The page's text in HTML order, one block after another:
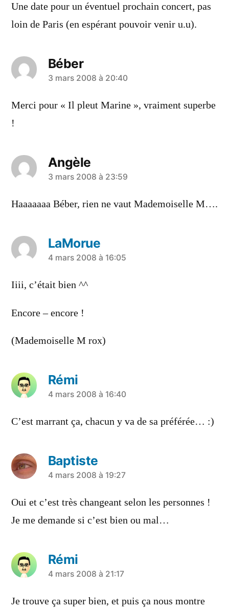
Une date pour un éventuel prochain concert, pas
loin de Paris (en espérant pouvoir venir u.u).
Béber
a
dit :
3 mars 2008 à 20:40
Merci pour « Il pleut Marine », vraiment superbe
!
Angèle
a
dit :
3 mars 2008 à 23:59
Haaaaaaa Béber, rien ne vaut Mademoiselle M….
LaMorue
a
dit :
4 mars 2008 à 16:05
Iiii, c’était bien ^^
Encore – encore !
(Mademoiselle M rox)
Rémi
a
dit :
4 mars 2008 à 16:40
C’est marrant ça, chacun y va de sa préférée… :)
Baptiste
a
dit :
4 mars 2008 à 19:27
Oui et c’est très changeant selon les personnes !
Je me demande si c’est bien ou mal…
Rémi
a
dit :
4 mars 2008 à 21:17
Je trouve ça super bien, et puis ça nous montre